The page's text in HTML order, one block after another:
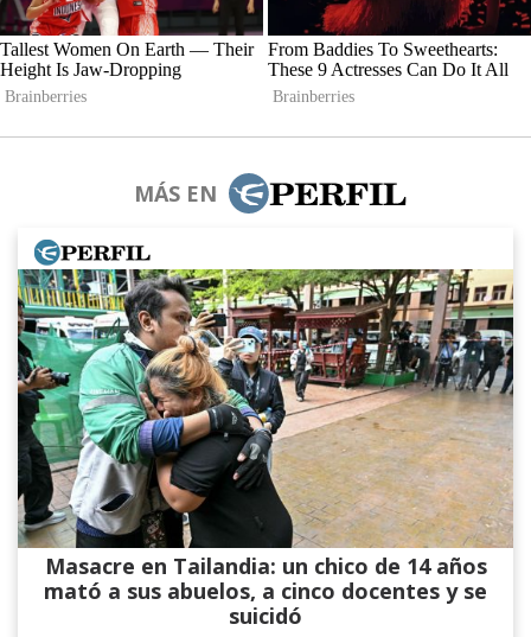
MÁS EN
Masacre en Tailandia: un chico de 14 años
mató a sus abuelos, a cinco docentes y se
suicidó